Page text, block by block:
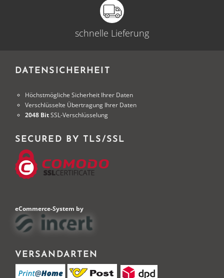
schnelle Lieferung
DATENSICHERHEIT
Höchstmögliche Sicherheit Ihrer Daten
Verschlüsselte Übertragung Ihrer Daten
2048 BitSSL-Verschlüsselung
SECURED BY TLS/SSL
eCommerce-System by
VERSANDARTEN